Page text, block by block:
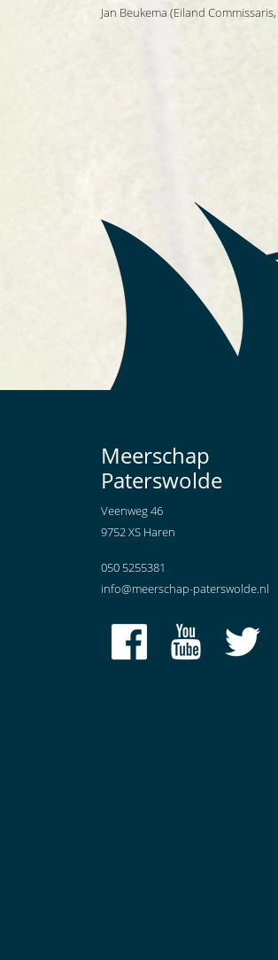
Jan Beukema (Eiland Commissaris,
Meerschap
Paterswolde
Veenweg 46
9752 XS Haren
050 5255381
info@meerschap-paterswolde.nl